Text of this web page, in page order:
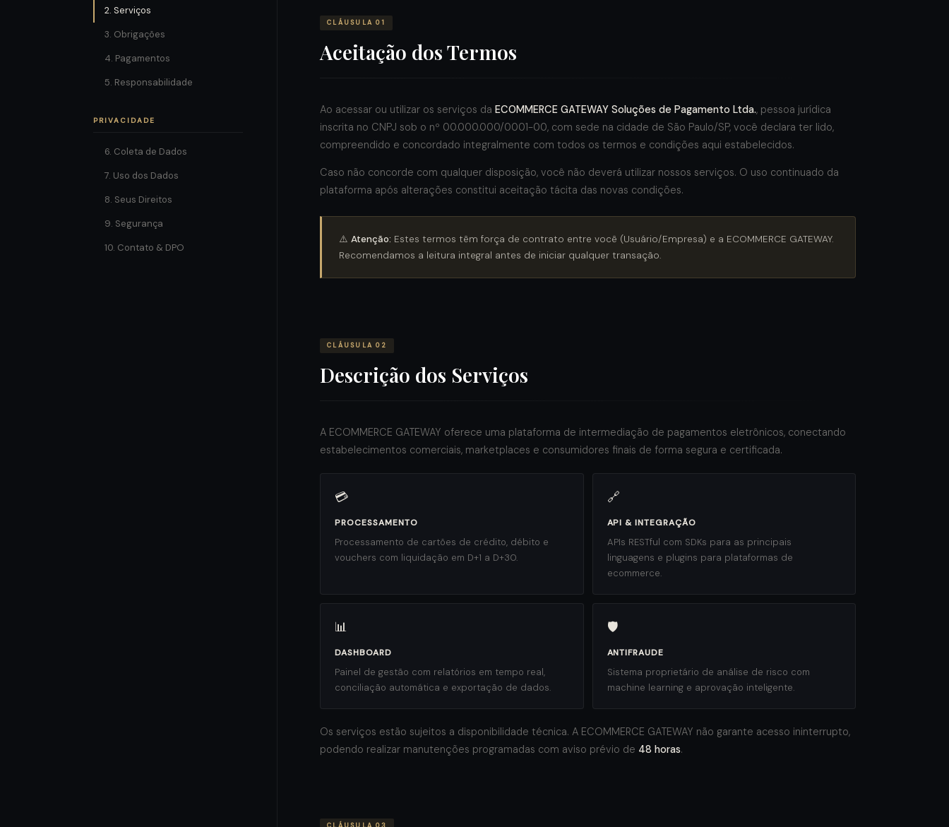
2. Serviços
3. Obrigações
4. Pagamentos
5. Responsabilidade
PRIVACIDADE
6. Coleta de Dados
7. Uso dos Dados
8. Seus Direitos
9. Segurança
10. Contato & DPO
CLÁUSULA 01
Aceitação dos Termos
Ao acessar ou utilizar os serviços da ECOMMERCE GATEWAY Soluções de Pagamento Ltda., pessoa jurídica
inscrita no CNPJ sob o nº 00.000.000/0001-00, com sede na cidade de São Paulo/SP, você declara ter lido,
compreendido e concordado integralmente com todos os termos e condições aqui estabelecidos.
Caso não concorde com qualquer disposição, você não deverá utilizar nossos serviços. O uso continuado da
plataforma após alterações constitui aceitação tácita das novas condições.
⚠️ Atenção: Estes termos têm força de contrato entre você (Usuário/Empresa) e a ECOMMERCE GATEWAY.
Recomendamos a leitura integral antes de iniciar qualquer transação.
CLÁUSULA 02
Descrição dos Serviços
A ECOMMERCE GATEWAY oferece uma plataforma de intermediação de pagamentos eletrônicos, conectando
estabelecimentos comerciais, marketplaces e consumidores finais de forma segura e certificada.
💳
PROCESSAMENTO
Processamento de cartões de crédito, débito e
vouchers com liquidação em D+1 a D+30.
🔗
API & INTEGRAÇÃO
APIs RESTful com SDKs para as principais
linguagens e plugins para plataformas de
ecommerce.
📊
DASHBOARD
Painel de gestão com relatórios em tempo real,
conciliação automática e exportação de dados.
🛡️
ANTIFRAUDE
Sistema proprietário de análise de risco com
machine learning e aprovação inteligente.
Os serviços estão sujeitos a disponibilidade técnica. A ECOMMERCE GATEWAY não garante acesso ininterrupto,
podendo realizar manutenções programadas com aviso prévio de 48 horas.